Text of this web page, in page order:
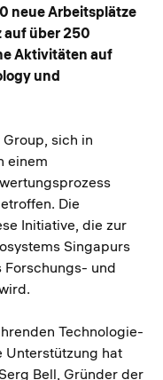
neue Arbeitsplätze
auf über 250
Aktivitäten auf
und
sich in
einem
Die
Initiative, die zur
Singapurs
Forschungs- und
Technologie-
Unterstützung hat
Bell, Gründer der